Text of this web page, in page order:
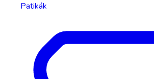
Patikák